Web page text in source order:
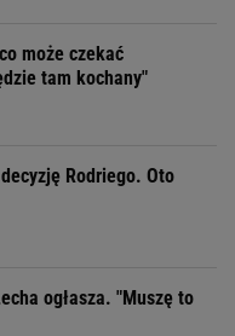
może czekać
tam kochany"
Rodriego. Oto
ogłasza. "Muszę to